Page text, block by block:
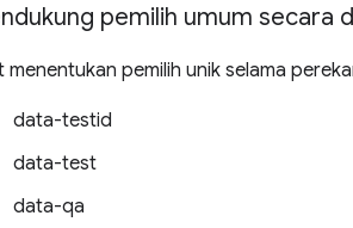
pemilih umum secara
menentukan pemilih unik selama
data-testid
data-test
data-qa